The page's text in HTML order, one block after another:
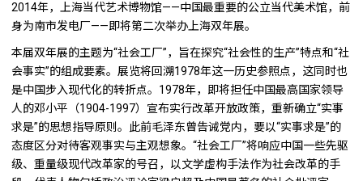
2014年，上海当代艺术博物馆——中国最重要的公立当代美术馆，前
身为南市发电厂——即将第二次举办上海双年展。
本届双年展的主题为“社会工厂”，旨在探究“社会性的生产”特点和“社
会事实”的组成要素。展览将回溯1978年这一历史参照点，这同时也
是中国步入现代化的转折点。1978年，即将担任中国最高国家领导
人的邓小平（1904-1997）宣布实行改革开放政策，重新确立“实事
求是”的思想指导原则。此前毛泽东曾告诫党内，要以“实事求是”的
态度区分对待客观事实与主观想象。“社会工厂”将响应中国一些先驱
级、重量级现代改革家的号召，以文学虚构手法作为社会改革的手